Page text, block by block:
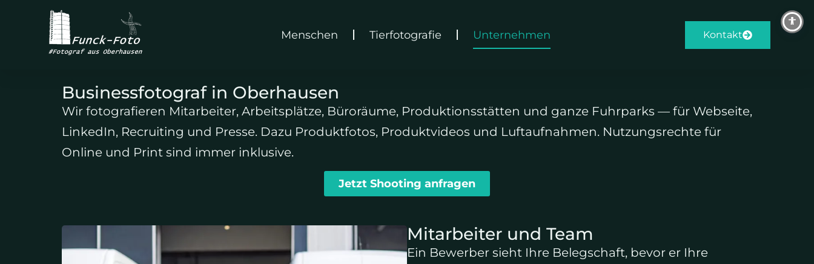
Menschen Tierfotografie Unternehmen Kontakt
Businessfotograf in Oberhausen
Wir fotografieren Mitarbeiter, Arbeitsplätze, Büroräume, Produktionsstätten und ganze Fuhrparks — für Webseite,
LinkedIn, Recruiting und Presse. Dazu Produktfotos, Produktvideos und Luftaufnahmen. Nutzungsrechte für
Online und Print sind immer inklusive.
Jetzt Shooting anfragen
Mitarbeiter und Team
Ein Bewerber sieht Ihre Belegschaft, bevor er Ihre